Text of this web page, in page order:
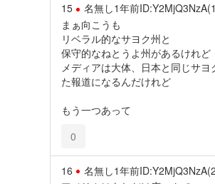
15 名無し1年前
まぁ向こうも
リベラル的なサヨク州と
保守的なねとうよ州があるけれど
メディアは大体、日本と同じサヨ
た報道になるんだけれど
もう一つあって
0
16 名無し1年前